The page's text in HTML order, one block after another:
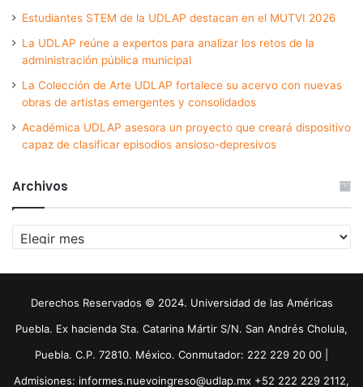
Estudiantes STEM de la UDLAP destacan en el MUTVI 2026
La UDLAP reúne a expertos para analizar los retos de la
administración pública municipal
La Colección de Arte UDLAP fortalece su acervo con nuevas
obras de artistas emergentes y consolidados
Académica UDLAP asesora un proyecto que creará dispositivo
capaz de clasificar episodios ansioso-depresivos
Archivos
Archivos
Derechos Reservados © 2024. Universidad de las Américas
Puebla. Ex hacienda Sta. Catarina Mártir S/N. San Andrés Cholula,
Puebla. C.P. 72810. México. Conmutador: 222 229 20 00 |
Admisiones: informes.nuevoingreso@udlap.mx +52 222 229 2112,